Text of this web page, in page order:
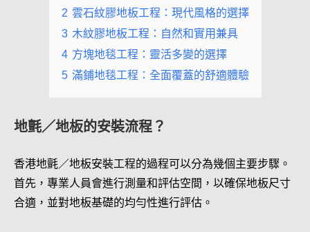
2 雲石紋膠地板工程：現代風格的選擇
3 木紋膠地板工程：自然和實用兼具
4 方塊地毯工程：靈活多變的選擇
5 滿鋪地毯工程：全面覆蓋的舒適體驗
地氈／地板的安裝流程？
香港地氈／地板安裝工程的過程可以分為幾個主要步驟。
首先，專業人員會進行測量和評估空間，以確保地板尺寸
合適，並對地板基礎的均勻性進行評估。